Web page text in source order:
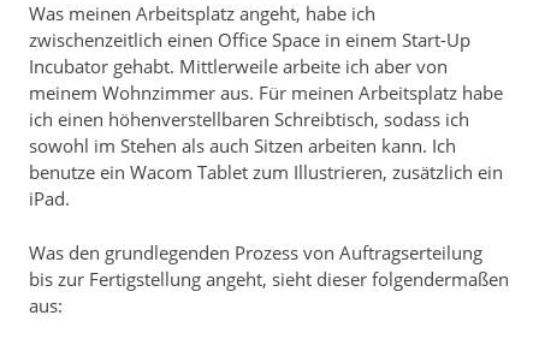
Was meinen Arbeitsplatz angeht, habe ich
zwischenzeitlich einen Office Space in einem Start-Up
Incubator gehabt. Mittlerweile arbeite ich aber von
meinem Wohnzimmer aus. Für meinen Arbeitsplatz habe
ich einen höhenverstellbaren Schreibtisch, sodass ich
sowohl im Stehen als auch Sitzen arbeiten kann. Ich
benutze ein Wacom Tablet zum Illustrieren, zusätzlich ein
iPad.
Was den grundlegenden Prozess von Auftragserteilung
bis zur Fertigstellung angeht, sieht dieser folgendermaßen
aus: